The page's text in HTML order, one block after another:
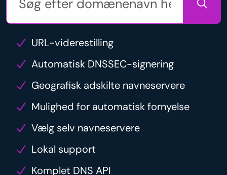
URL-viderestilling
Automatisk DNSSEC-signering
Geografisk adskilte navneservere
Mulighed for automatisk fornyelse
Vælg selv navneservere
Lokal support
Komplet DNS API